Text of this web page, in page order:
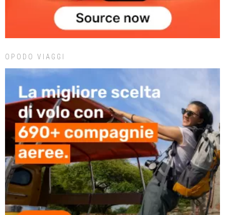
OPODO VIAGGI